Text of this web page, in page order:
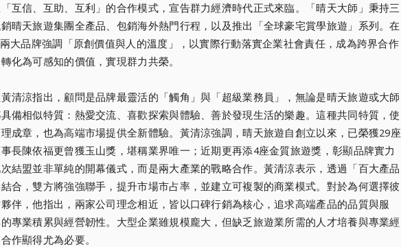
互信、互助、互利」的合作模式，宣告群力經濟時代正式來臨。「晴天大師」秉持三
晴天旅遊集團全產品、包銷海外熱門行程，以及推出「全球豪宅賞學旅遊」系列。在
大品牌強調「原創價值與人的溫度」，以實際行動落實企業社會責任，成為跨界合作
化為可感知的價值，實現群力共榮。
清涼指出，顧問是品牌最靈活的「觸角」與「超級業務員」，無論是晴天旅遊或大師
備相似特質：熱愛交流、喜歡探索與體驗、善於發現生活的樂趣。這種共同特質，使
成章，也為高端市場提供全新體驗。黃清涼強調，晴天旅遊自創立以來，已榮獲29座
長陳依福更曾獲玉山獎，堪稱業界唯一；近期更再添4座金質旅遊獎，彰顯品牌實力
結盟並非單純的開幕儀式，而是兩大產業的戰略合作。黃清涼表示，透過「百大產品
合，雙方將強強聯手，提升市場市占率，並建立可複製的商業模式。對於為何選擇彼
伴，他指出，兩家公司理念相近，皆以口碑行銷為核心，追求高端產品的品質與服
專業積累與經營韌性。大型企業雖規模龐大，但缺乏旅遊業所需的人才培養與專業經
作顯得尤為必要。